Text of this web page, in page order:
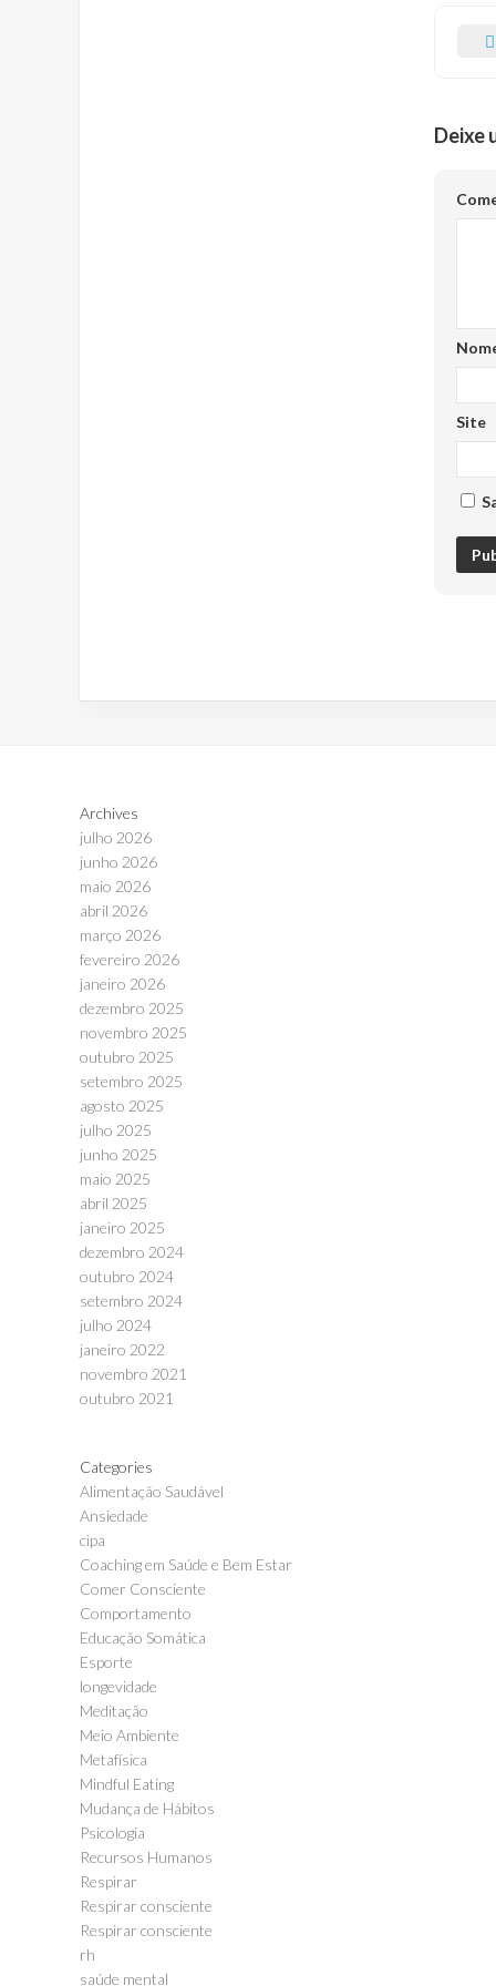
Deixe
Site
Archives
julho 2026
junho 2026
maio 2026
abril 2026
março 2026
fevereiro 2026
janeiro 2026
dezembro 2025
novembro 2025
outubro 2025
setembro 2025
agosto 2025
julho 2025
junho 2025
maio 2025
abril 2025
janeiro 2025
dezembro 2024
outubro 2024
setembro 2024
julho 2024
janeiro 2022
novembro 2021
outubro 2021
Categories
Alimentação Saudável
Ansiedade
cipa
Coaching em Saúde e Bem Estar
Comer Consciente
Comportamento
Educação Somática
Esporte
longevidade
Meditação
Meio Ambiente
Metafísica
Mindful Eating
Mudança de Hábitos
Psicologia
Recursos Humanos
Respirar
Respirar consciente
Respirar consciente
rh
saúde mental